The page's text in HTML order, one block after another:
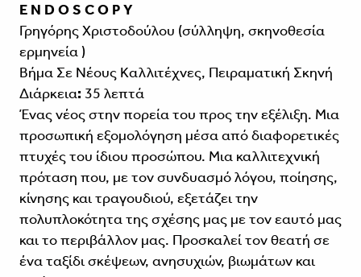
E N D O S C O P Y
Γρηγόρης Χριστοδούλου (σύλληψη, σκηνοθεσία
ερμηνεία )
Βήμα Σε Νέους Καλλιτέχνες, Πειραματική Σκηνή
Διάρκεια: 35 λεπτά
Ένας νέος στην πορεία του προς την εξέλιξη. Μια
προσωπική εξομολόγηση μέσα από διαφορετικές
πτυχές του ίδιου προσώπου. Μια καλλιτεχνική
πρόταση που, με τον συνδυασμό λόγου, ποίησης,
κίνησης και τραγουδιού, εξετάζει την
πολυπλοκότητα της σχέσης μας με τον εαυτό μας
και το περιβάλλον μας. Προσκαλεί τον θεατή σε
ένα ταξίδι σκέψεων, ανησυχιών, βιωμάτων και